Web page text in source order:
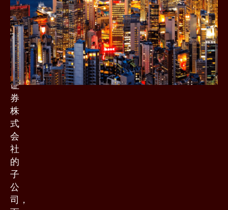
券
香
港)
是
乐
天
证
券
株
式
会
社
的
子
公
司，